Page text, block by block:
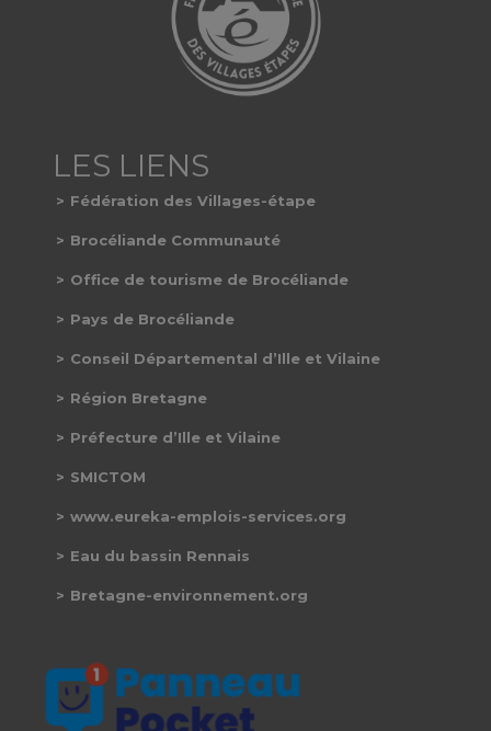
Fédération des Villages-étape
Brocéliande Communauté
Office de tourisme de Brocéliande
Pays de Brocéliande
Conseil Départemental d’Ille et Vilaine
Région Bretagne
Préfecture d’Ille et Vilaine
SMICTOM
www.eureka-emplois-services.org
Eau du bassin Rennais
Bretagne-environnement.org